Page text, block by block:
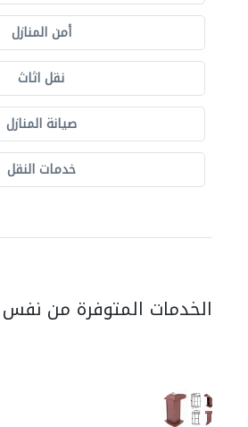
أمن المنازل
نقل اثاث
صيانة المنازل
خدمات النقل
الخدمات المتوفرة من